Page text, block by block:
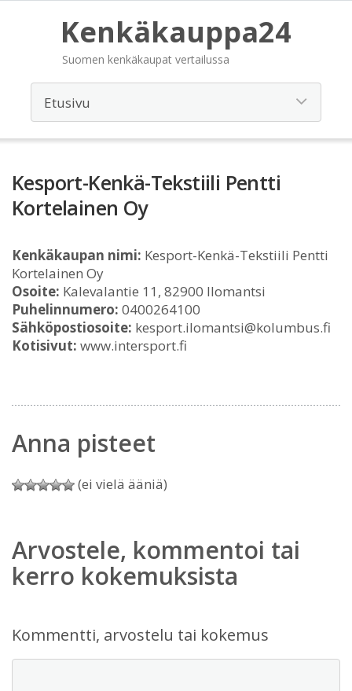
Kenkäkauppa24
Suomen kenkäkaupat vertailussa
Kesport-Kenkä-Tekstiili Pentti
Kortelainen Oy
Kenkäkaupan nimi: Kesport-Kenkä-Tekstiili Pentti
Kortelainen Oy
Osoite: Kalevalantie 11, 82900 Ilomantsi
Puhelinnumero: 0400264100
Sähköpostiosoite: kesport.ilomantsi@kolumbus.fi
Kotisivut: www.intersport.fi
Anna pisteet
(ei vielä ääniä)
Arvostele, kommentoi tai
kerro kokemuksista
Kommentti, arvostelu tai kokemus